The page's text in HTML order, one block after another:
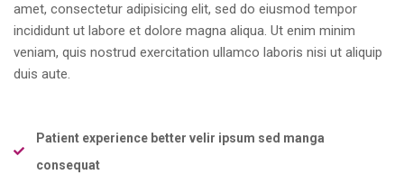
amet, consectetur adipisicing elit, sed do eiusmod tempor
incididunt ut labore et dolore magna aliqua. Ut enim minim
veniam, quis nostrud exercitation ullamco laboris nisi ut aliquip
duis aute.
Patient experience better velir ipsum sed manga
consequat